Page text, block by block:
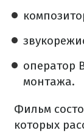
оператор
монтажа.
Фильм
которых